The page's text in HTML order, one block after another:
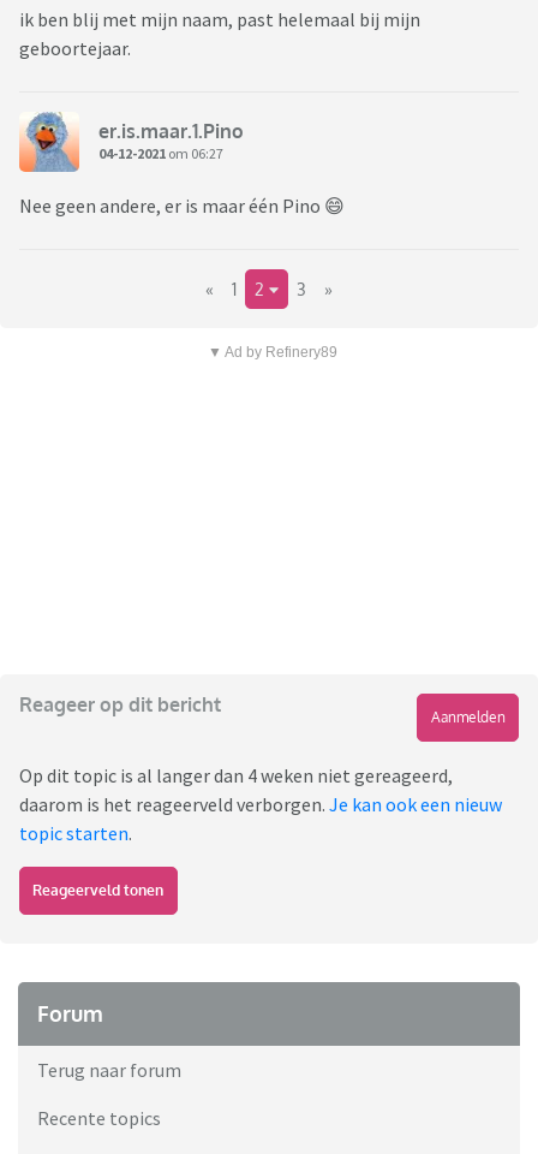
ik ben blij met mijn naam, past helemaal bij mijn
geboortejaar.
er.is.maar.1.Pino
04-12-2021 om 06:27
Nee geen andere, er is maar één Pino 😄
« 1 2 3 »
▼ Ad by Refinery89
Reageer op dit bericht
Aanmelden
Op dit topic is al langer dan 4 weken niet gereageerd,
daarom is het reageerveld verborgen. Je kan ook een nieuw
topic starten.
Reageerveld tonen
Forum
Terug naar forum
Recente topics